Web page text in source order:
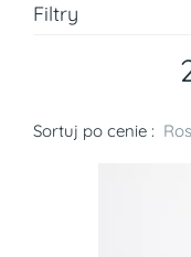
Filtry
Sortuj po cenie :